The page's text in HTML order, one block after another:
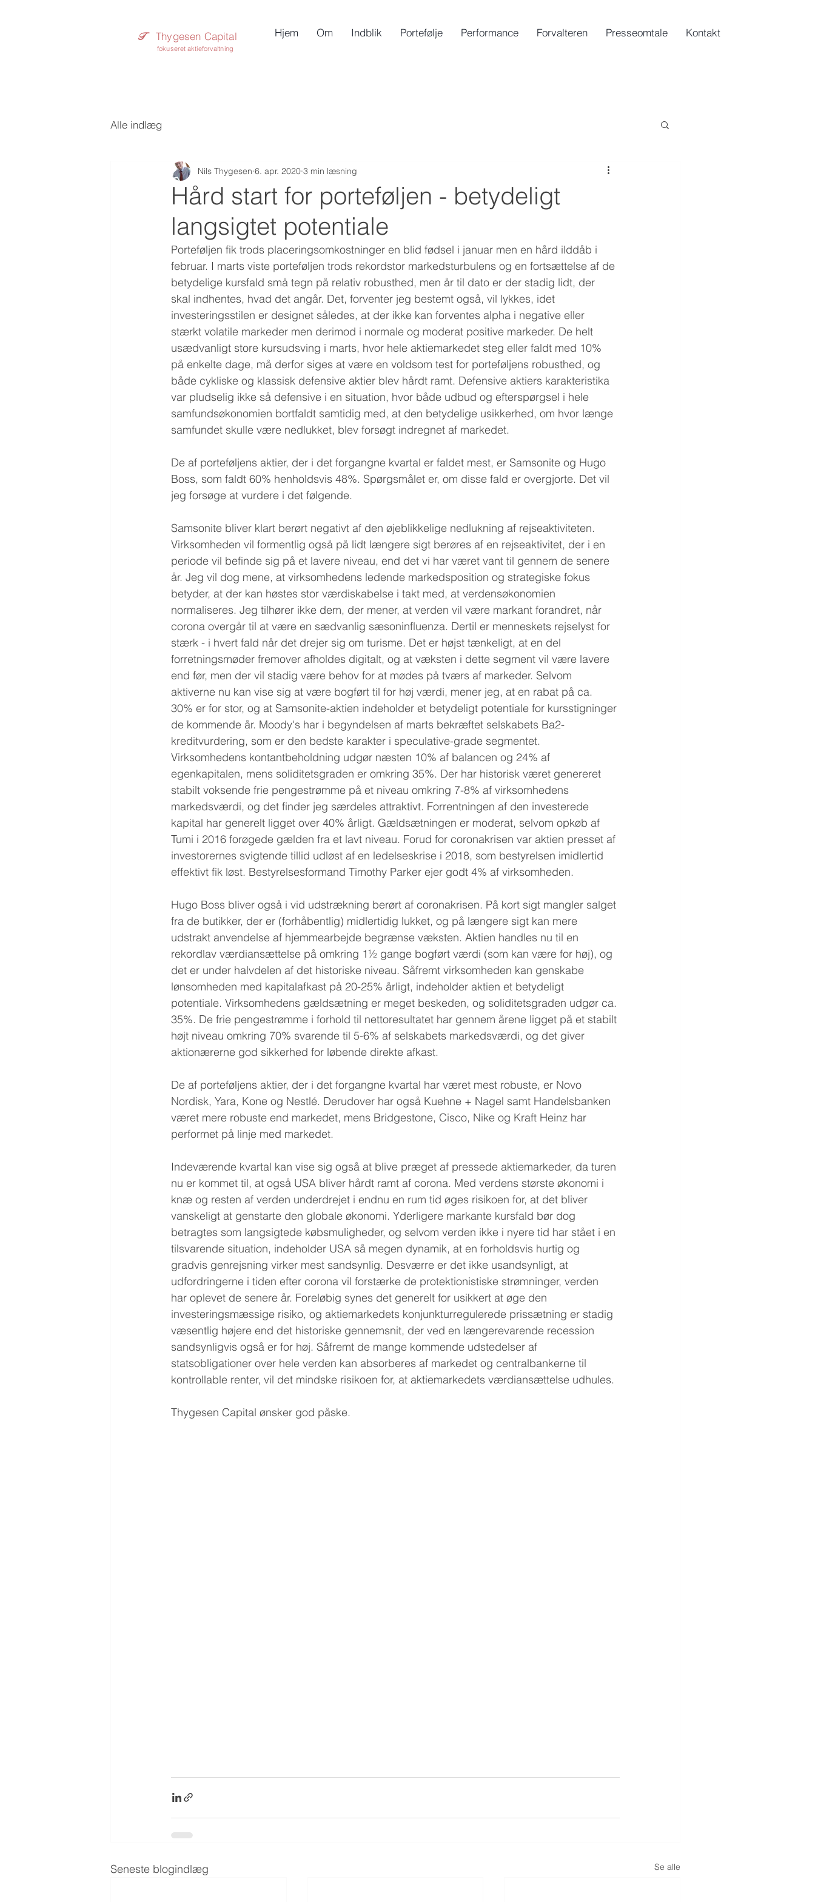
T​ Thygesen Capital
fokuseret aktieforvaltning
Hjem Om Indblik Portefølje Performance Forvalteren Presseomtale Kontakt
Alle indlæg
Hård start for porteføljen - betydeligt
langsigtet potentiale
Nils Thygesen 6. apr. 2020 3 min læsning
Porteføljen fik trods placeringsomkostninger en blid fødsel i januar men en hård ilddåb i
februar. I marts viste porteføljen trods rekordstor markedsturbulens og en fortsættelse af de
betydelige kursfald små tegn på relativ robusthed, men år til dato er der stadig lidt, der
skal indhentes, hvad det angår. Det, forventer jeg bestemt også, vil lykkes, idet
investeringsstilen er designet således, at der ikke kan forventes alpha i negative eller
stærkt volatile markeder men derimod i normale og moderat positive markeder. De helt
usædvanligt store kursudsving i marts, hvor hele aktiemarkedet steg eller faldt med 10%
på enkelte dage, må derfor siges at være en voldsom test for porteføljens robusthed, og
både cykliske og klassisk defensive aktier blev hårdt ramt. Defensive aktiers karakteristika
var pludselig ikke så defensive i en situation, hvor både udbud og efterspørgsel i hele
samfundsøkonomien bortfaldt samtidig med, at den betydelige usikkerhed, om hvor længe
samfundet skulle være nedlukket, blev forsøgt indregnet af markedet.
De af porteføljens aktier, der i det forgangne kvartal er faldet mest, er Samsonite og Hugo
Boss, som faldt 60% henholdsvis 48%. Spørgsmålet er, om disse fald er overgjorte. Det vil
jeg forsøge at vurdere i det følgende.
Samsonite bliver klart berørt negativt af den øjeblikkelige nedlukning af rejseaktiviteten.
Virksomheden vil formentlig også på lidt længere sigt berøres af en rejseaktivitet, der i en
periode vil befinde sig på et lavere niveau, end det vi har været vant til gennem de senere
år. Jeg vil dog mene, at virksomhedens ledende markedsposition og strategiske fokus
betyder, at der kan høstes stor værdiskabelse i takt med, at verdensøkonomien
normaliseres. Jeg tilhører ikke dem, der mener, at verden vil være markant forandret, når
corona overgår til at være en sædvanlig sæsoninfluenza. Dertil er menneskets rejselyst for
stærk - i hvert fald når det drejer sig om turisme. Det er højst tænkeligt, at en del
forretningsmøder fremover afholdes digitalt, og at væksten i dette segment vil være lavere
end før, men der vil stadig være behov for at mødes på tværs af markeder. Selvom
aktiverne nu kan vise sig at være bogført til for høj værdi, mener jeg, at en rabat på ca.
30% er for stor, og at Samsonite-aktien indeholder et betydeligt potentiale for kursstigninger
de kommende år. Moody's har i begyndelsen af marts bekræftet selskabets Ba2-
kreditvurdering, som er den bedste karakter i speculative-grade segmentet.
Virksomhedens kontantbeholdning udgør næsten 10% af balancen og 24% af
egenkapitalen, mens soliditetsgraden er omkring 35%. Der har historisk været genereret
stabilt voksende frie pengestrømme på et niveau omkring 7-8% af virksomhedens
markedsværdi, og det finder jeg særdeles attraktivt. Forrentningen af den investerede
kapital har generelt ligget over 40% årligt. Gældsætningen er moderat, selvom opkøb af
Tumi i 2016 forøgede gælden fra et lavt niveau. Forud for coronakrisen var aktien presset af
investorernes svigtende tillid udløst af en ledelseskrise i 2018, som bestyrelsen imidlertid
effektivt fik løst. Bestyrelsesformand Timothy Parker ejer godt 4% af virksomheden.
Hugo Boss bliver også i vid udstrækning berørt af coronakrisen. På kort sigt mangler salget
fra de butikker, der er (forhåbentlig) midlertidig lukket, og på længere sigt kan mere
udstrakt anvendelse af hjemmearbejde begrænse væksten. Aktien handles nu til en
rekordlav værdiansættelse på omkring 1½ gange bogført værdi (som kan være for høj), og
det er under halvdelen af det historiske niveau. Såfremt virksomheden kan genskabe
lønsomheden med kapitalafkast på 20-25% årligt, indeholder aktien et betydeligt
potentiale. Virksomhedens gældsætning er meget beskeden, og soliditetsgraden udgør ca.
35%. De frie pengestrømme i forhold til nettoresultatet har gennem årene ligget på et stabilt
højt niveau omkring 70% svarende til 5-6% af selskabets markedsværdi, og det giver
aktionærerne god sikkerhed for løbende direkte afkast.
De af porteføljens aktier, der i det forgangne kvartal har været mest robuste, er Novo
Nordisk, Yara, Kone og Nestlé. Derudover har også Kuehne + Nagel samt Handelsbanken
været mere robuste end markedet, mens Bridgestone, Cisco, Nike og Kraft Heinz har
performet på linje med markedet.
Indeværende kvartal kan vise sig også at blive præget af pressede aktiemarkeder, da turen
nu er kommet til, at også USA bliver hårdt ramt af corona. Med verdens største økonomi i
knæ og resten af verden underdrejet i endnu en rum tid øges risikoen for, at det bliver
vanskeligt at genstarte den globale økonomi. Yderligere markante kursfald bør dog
betragtes som langsigtede købsmuligheder, og selvom verden ikke i nyere tid har stået i en
tilsvarende situation, indeholder USA så megen dynamik, at en forholdsvis hurtig og
gradvis genrejsning virker mest sandsynlig. Desværre er det ikke usandsynligt, at
udfordringerne i tiden efter corona vil forstærke de protektionistiske strømninger, verden
har oplevet de senere år. Foreløbig synes det generelt for usikkert at øge den
investeringsmæssige risiko, og aktiemarkedets konjunkturregulerede prissætning er stadig
væsentlig højere end det historiske gennemsnit, der ved en længerevarende recession
sandsynligvis også er for høj. Såfremt de mange kommende udstedelser af
statsobligationer over hele verden kan absorberes af markedet og centralbankerne til
kontrollable renter, vil det mindske risikoen for, at aktiemarkedets værdiansættelse udhules.
Thygesen Capital ønsker god påske.
Seneste blogindlæg Se alle